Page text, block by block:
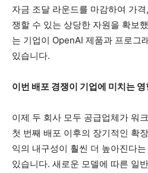
자금 조달 라운드를 마감하여 가
쟁할 수 있는 상당한 자원을 확보
는 기업이 OpenAI 제품과 프로그
있습니다.
이번 배포 경쟁이 기업에 미치는 영
이제 두 회사 모두 공급업체가 워
첫 번째 배포 이후의 장기적인 확
익의 내구성이 훨씬 더 높아진다
있습니다. 새로운 모델에 따른 일